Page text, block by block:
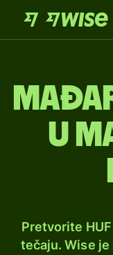
u
Pretvorite
tečaju. Wise je